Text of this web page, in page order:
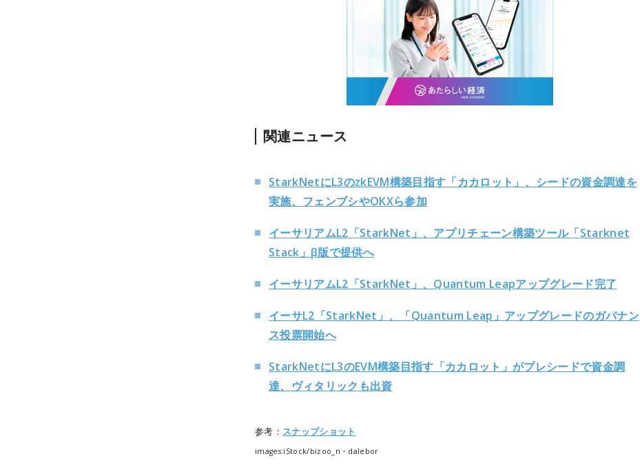
関連ニュース
StarkNetにL3のzkEVM構築目指す「カカロット」、シードの資金調達を
実施、フェンブシやOKXら参加
イーサリアムL2「StarkNet」、アプリチェーン構築ツール「Starknet
Stack」β版で提供へ
イーサリアムL2「StarkNet」、Quantum Leapアップグレード完了
イーサL2「StarkNet」、「Quantum Leap」アップグレードのガバナン
ス投票開始へ
StarkNetにL3のEVM構築目指す「カカロット」がプレシードで資金調
達、ヴィタリックも出資
参考： スナップショット
images:iStock/bizoo_n・dalebor